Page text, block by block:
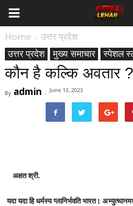
Home
उत्तर प्रदेश
उत्तर प्रदेश
मुख्य समाचार स्पेशल
कौन है कल्कि अवतार ?
By admin - June 13, 2023
अक्षत श्री.
यदा यदा हि धर्मस्य ग्लानिर्भवति भारत।